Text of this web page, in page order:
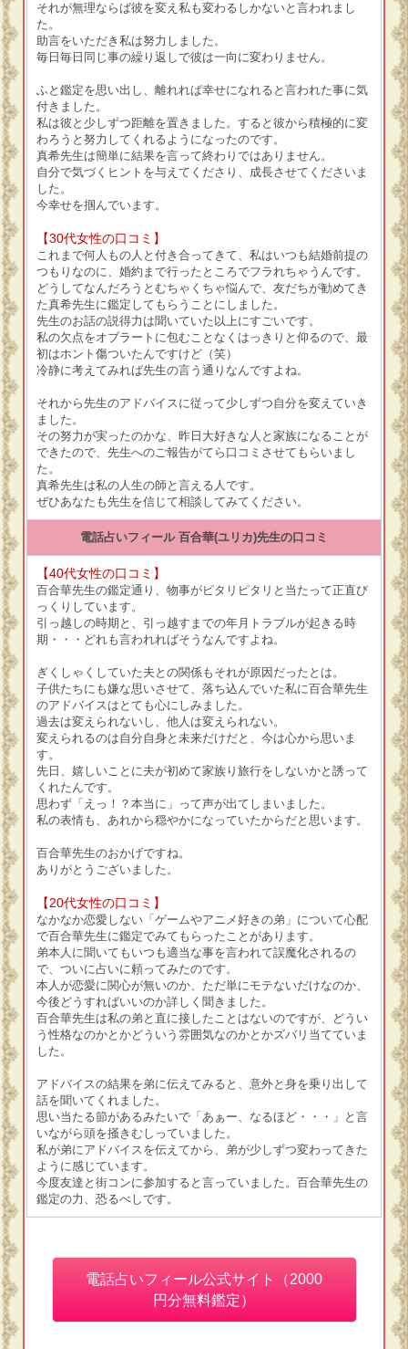
それが無理ならば彼を変え私も変わるしかないと言われまし
た。
助言をいただき私は努力しました。
毎日毎日同じ事の繰り返しで彼は一向に変わりません。
ふと鑑定を思い出し、離れれば幸せになれると言われた事に気
付きました。
私は彼と少しずつ距離を置きました。すると彼から積極的に変
わろうと努力してくれるようになったのです。
真希先生は簡単に結果を言って終わりではありません。
自分で気づくヒントを与えてくださり、成長させてくださいま
した。
今幸せを掴んでいます。
【30代女性の口コミ】
これまで何人もの人と付き合ってきて、私はいつも結婚前提の
つもりなのに、婚約まで行ったところでフラれちゃうんです。
どうしてなんだろうとむちゃくちゃ悩んで、友だちが勧めてき
た真希先生に鑑定してもらうことにしました。
先生のお話の説得力は聞いていた以上にすごいです。
私の欠点をオブラートに包むことなくはっきりと仰るので、最
初はホント傷ついたんですけど（笑）
冷静に考えてみれば先生の言う通りなんですよね。
それから先生のアドバイスに従って少しずつ自分を変えていき
ました。
その努力が実ったのかな、昨日大好きな人と家族になることが
できたので、先生へのご報告がてら口コミさせてもらいまし
た。
真希先生は私の人生の師と言える人です。
ぜひあなたも先生を信じて相談してみてください。
電話占いフィール 百合華(ユリカ)先生の口コミ
【40代女性の口コミ】
百合華先生の鑑定通り、物事がピタリピタリと当たって正直び
っくりしています。
引っ越しの時期と、引っ越すまでの年月トラブルが起きる時
期・・・どれも言われればそうなんですよね。
ぎくしゃくしていた夫との関係もそれが原因だったとは。
子供たちにも嫌な思いさせて、落ち込んでいた私に百合華先生
のアドバイスはとても心にしみました。
過去は変えられないし、他人は変えられない。
変えられるのは自分自身と未来だけだと、今は心から思いま
す。
先日、嬉しいことに夫が初めて家族り旅行をしないかと誘って
くれたんです。
思わず「えっ！？本当に」って声が出てしまいました。
私の表情も、あれから穏やかになっていたからだと思います。
百合華先生のおかげですね。
ありがとうございました。
【20代女性の口コミ】
なかなか恋愛しない「ゲームやアニメ好きの弟」について心配
で百合華先生に鑑定でみてもらったことがあります。
弟本人に聞いてもいつも適当な事を言われて誤魔化されるの
で、ついに占いに頼ってみたのです。
本人が恋愛に関心が無いのか、ただ単にモテないだけなのか、
今後どうすればいいのか詳しく聞きました。
百合華先生は私の弟と直に接したことはないのですが、どうい
う性格なのかとかどういう雰囲気なのかとかズバリ当てていま
した。
アドバイスの結果を弟に伝えてみると、意外と身を乗り出して
話を聞いてくれました。
思い当たる節があるみたいで「あぁー、なるほど・・・」と言
いながら頭を掻きむしっていました。
私が弟にアドバイスを伝えてから、弟が少しずつ変わってきた
ように感じています。
今度友達と街コンに参加すると言っていました。百合華先生の
鑑定の力、恐るべしです。
電話占いフィール公式サイト（2000
円分無料鑑定）